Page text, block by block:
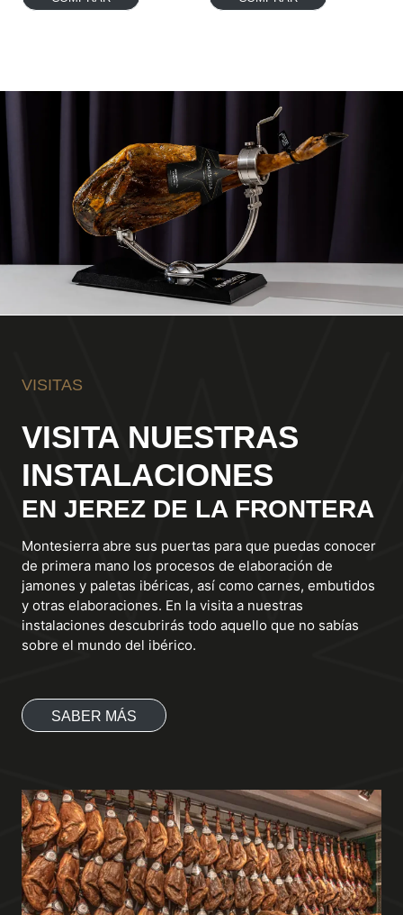
VISITAS
VISITA NUESTRAS
INSTALACIONES
EN JEREZ DE LA FRONTERA
Montesierra abre sus puertas para que puedas conocer
de primera mano los procesos de elaboración de
jamones y paletas ibéricas, así como carnes, embutidos
y otras elaboraciones. En la visita a nuestras
instalaciones descubrirás todo aquello que no sabías
sobre el mundo del ibérico.
SABER MÁS